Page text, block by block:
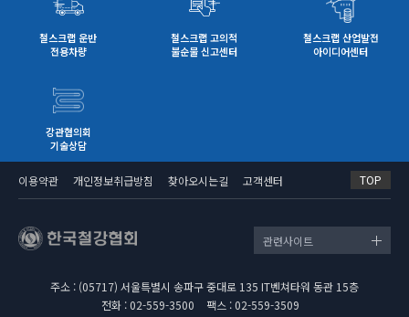
철스크랩 운반
전용차량
철스크랩 고의적
불순물 신고센터
철스크랩 산업발전
아이디어센터
강관협의회
기술상담
이용약관 개인정보취급방침 찾아오시는길 고객센터
주소 : (05717) 서울특별시 송파구 중대로 135 IT벤쳐타워 동관 15층
전화 : 02-559-3500
팩스 : 02-559-3509
관련사이트
TOP